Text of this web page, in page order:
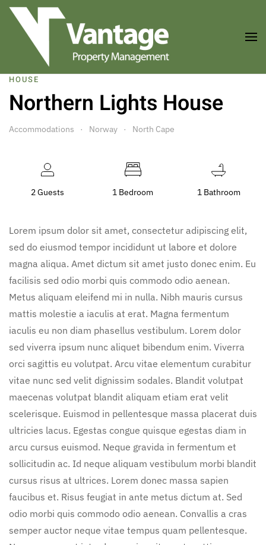
Skip to main content
HOUSE
Northern Lights House
Accommodations Norway North Cape
2 Guests 1 Bedroom 1 Bathroom
Lorem ipsum dolor sit amet, consectetur adipiscing elit,
sed do eiusmod tempor incididunt ut labore et dolore
magna aliqua. Amet dictum sit amet justo donec enim. Eu
facilisis sed odio morbi quis commodo odio aenean.
Metus aliquam eleifend mi in nulla. Nibh mauris cursus
mattis molestie a iaculis at erat. Magna fermentum
iaculis eu non diam phasellus vestibulum. Lorem dolor
sed viverra ipsum nunc aliquet bibendum enim. Viverra
orci sagittis eu volutpat. Arcu vitae elementum curabitur
vitae nunc sed velit dignissim sodales. Blandit volutpat
maecenas volutpat blandit aliquam etiam erat velit
scelerisque. Euismod in pellentesque massa placerat duis
ultricies lacus. Egestas congue quisque egestas diam in
arcu cursus euismod. Neque gravida in fermentum et
sollicitudin ac. Id neque aliquam vestibulum morbi blandit
cursus risus at ultrices. Lorem donec massa sapien
faucibus et. Risus feugiat in ante metus dictum at. Sed
odio morbi quis commodo odio aenean. Convallis a cras
semper auctor neque vitae tempus quam pellentesque.